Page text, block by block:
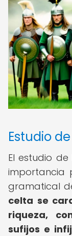
Estudio
El estudio
importancia
gramatical
celta se
riqueza,
sufijos e